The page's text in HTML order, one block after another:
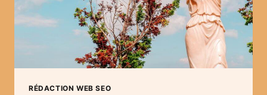
RÉDACTION WEB SEO